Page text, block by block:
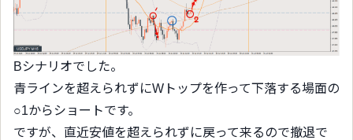
Bシナリオでした。
青ラインを超えられずにWトップを作って下落する場面の
○1からショートです。
ですが、直近安値を超えられずに戻って来るので撤退で